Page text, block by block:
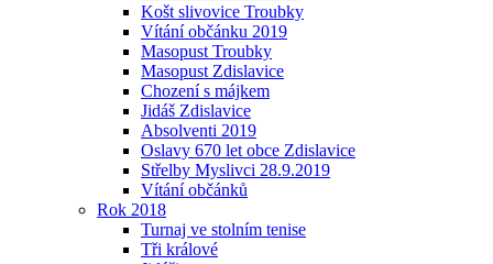
Košt slivovice Troubky
Vítání občánku 2019
Masopust Troubky
Masopust Zdislavice
Chození s májkem
Jidáš Zdislavice
Absolventi 2019
Oslavy 670 let obce Zdislavice
Střelby Myslivci 28.9.2019
Vítání občánků
Rok 2018
Turnaj ve stolním tenise
Tři králové